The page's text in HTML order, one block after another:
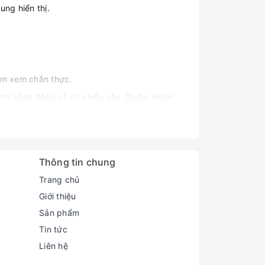
hiển thị.
xem chân thực.
sống động và có chiều sâu. Dolby Vision
đang xem.
với các ứng dụng phổ biến như Netflix,
Thông tin chung
Trang chủ
Giới thiệu
Sản phẩm
Tin tức
Liên hệ